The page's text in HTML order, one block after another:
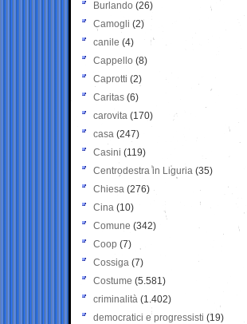
Burlando (26)
Camogli (2)
canile (4)
Cappello (8)
Caprotti (2)
Caritas (6)
carovita (170)
casa (247)
Casini (119)
Centrodestra in Liguria (35)
Chiesa (276)
Cina (10)
Comune (342)
Coop (7)
Cossiga (7)
Costume (5.581)
criminalità (1.402)
democratici e progressisti (19)